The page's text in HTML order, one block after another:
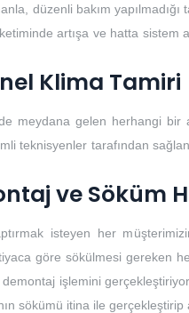
düzenli bakım
artışa ve hatta sistem
Klima Tamiri
meydana gelen herhangi bir
teknisyenler tarafından
ve Söküm
isteyen her
göre sökülmesi gereken
işlemini
sökümü itina ile gerçekleştirip